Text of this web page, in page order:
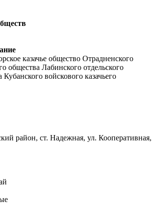
казачье общество Отрадненского
общества Лабинского отдельского
Кубанского войскового казачьего
район, ст. Надежная, ул. Кооперативная,